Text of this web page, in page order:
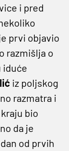
i pred
prvi objavio
razmišlja o
iduće
iz poljskog
razmatra i
bio
da je
od prvih